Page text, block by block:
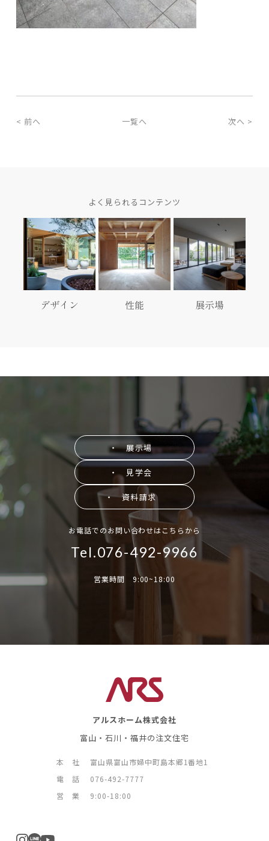
< 前へ 一覧へ 次へ >
よく見られるコンテンツ
デザイン 性能 展示場
・ 展示場
・ 見学会
・ 資料請求
お電話でのお問い合わせはこちらから
Tel.076-492-9966
営業時間 9:00~18:00
アルスホーム株式会社
富山・石川・福井の注文住宅
本 社
富山県富山市婦中町島本郷1番地1
電 話
076-492-7777
営 業
9:00-18:00